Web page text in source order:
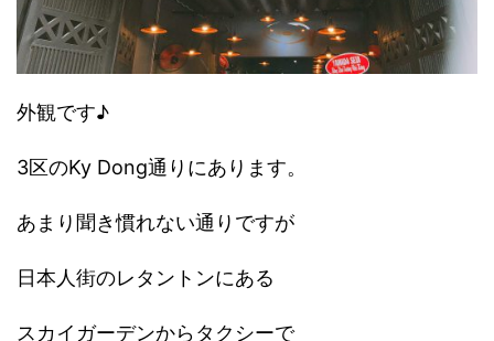
外観です♪
3区のKy Dong通りにあります。
あまり聞き慣れない通りですが
日本人街のレタントンにある
スカイガーデンからタクシーで